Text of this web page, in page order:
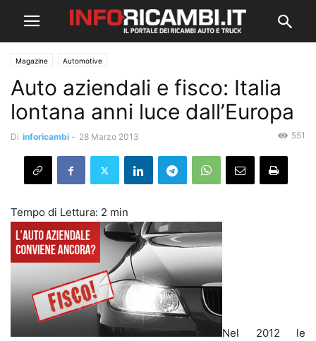
Magazine Automotive
Auto aziendali e fisco: Italia
lontana anni luce dall’Europa
Di inforicambi - 28 Marzo 2013 551
Nel 2012 le